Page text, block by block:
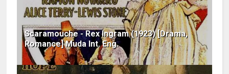
Scaramouche - Rex Ingram (1923) [Drama,
Romance] Muda Int. Eng.